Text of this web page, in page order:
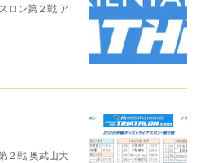
ロン第２戦 ア
２戦 奥武山大